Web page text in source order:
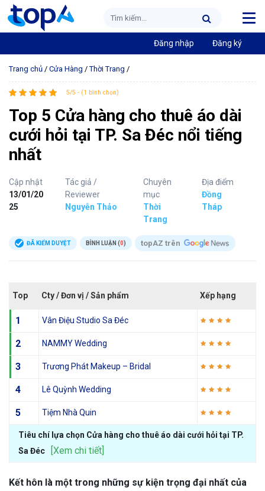
Đăng nhập Đăng ký
Trang chủ / Cửa Hàng /Thời Trang /
5/5 - (1 bình chọn)
Top 5 Cửa hàng cho thuê áo dài
cưới hỏi tại TP. Sa Đéc nổi tiếng
nhất
Cập nhật
13/01/20
25
Tác giả /
Reviewer
Nguyễn Thảo
Chuyên
mục
Thời
Trang
Địa điểm
Đồng
Tháp
ĐÃ KIỂM DUYỆT BÌNH LUẬN (0) topAZ trên
Top Cty / Đơn vị / Sản phẩm Xếp hạng
1 Vân Điệu Studio Sa Đéc
2 NAMMY Wedding
3 Trương Phát Makeup – Bridal
4 Lê Quỳnh Wedding
5 Tiệm Nhà Quin
Tiêu chí lựa chọn Cửa hàng cho thuê áo dài cưới hỏi tại TP.
Sa Đéc
[Xem chi tiết]
Kết hôn là một trong những sự kiện trọng đại nhất của